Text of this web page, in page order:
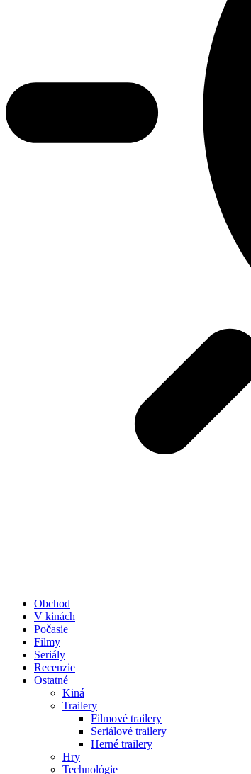
Obchod
V kinách
Počasie
Filmy
Seriály
Recenzie
Ostatné
Kiná
Trailery
Filmové trailery
Seriálové trailery
Herné trailery
Hry
Technológie